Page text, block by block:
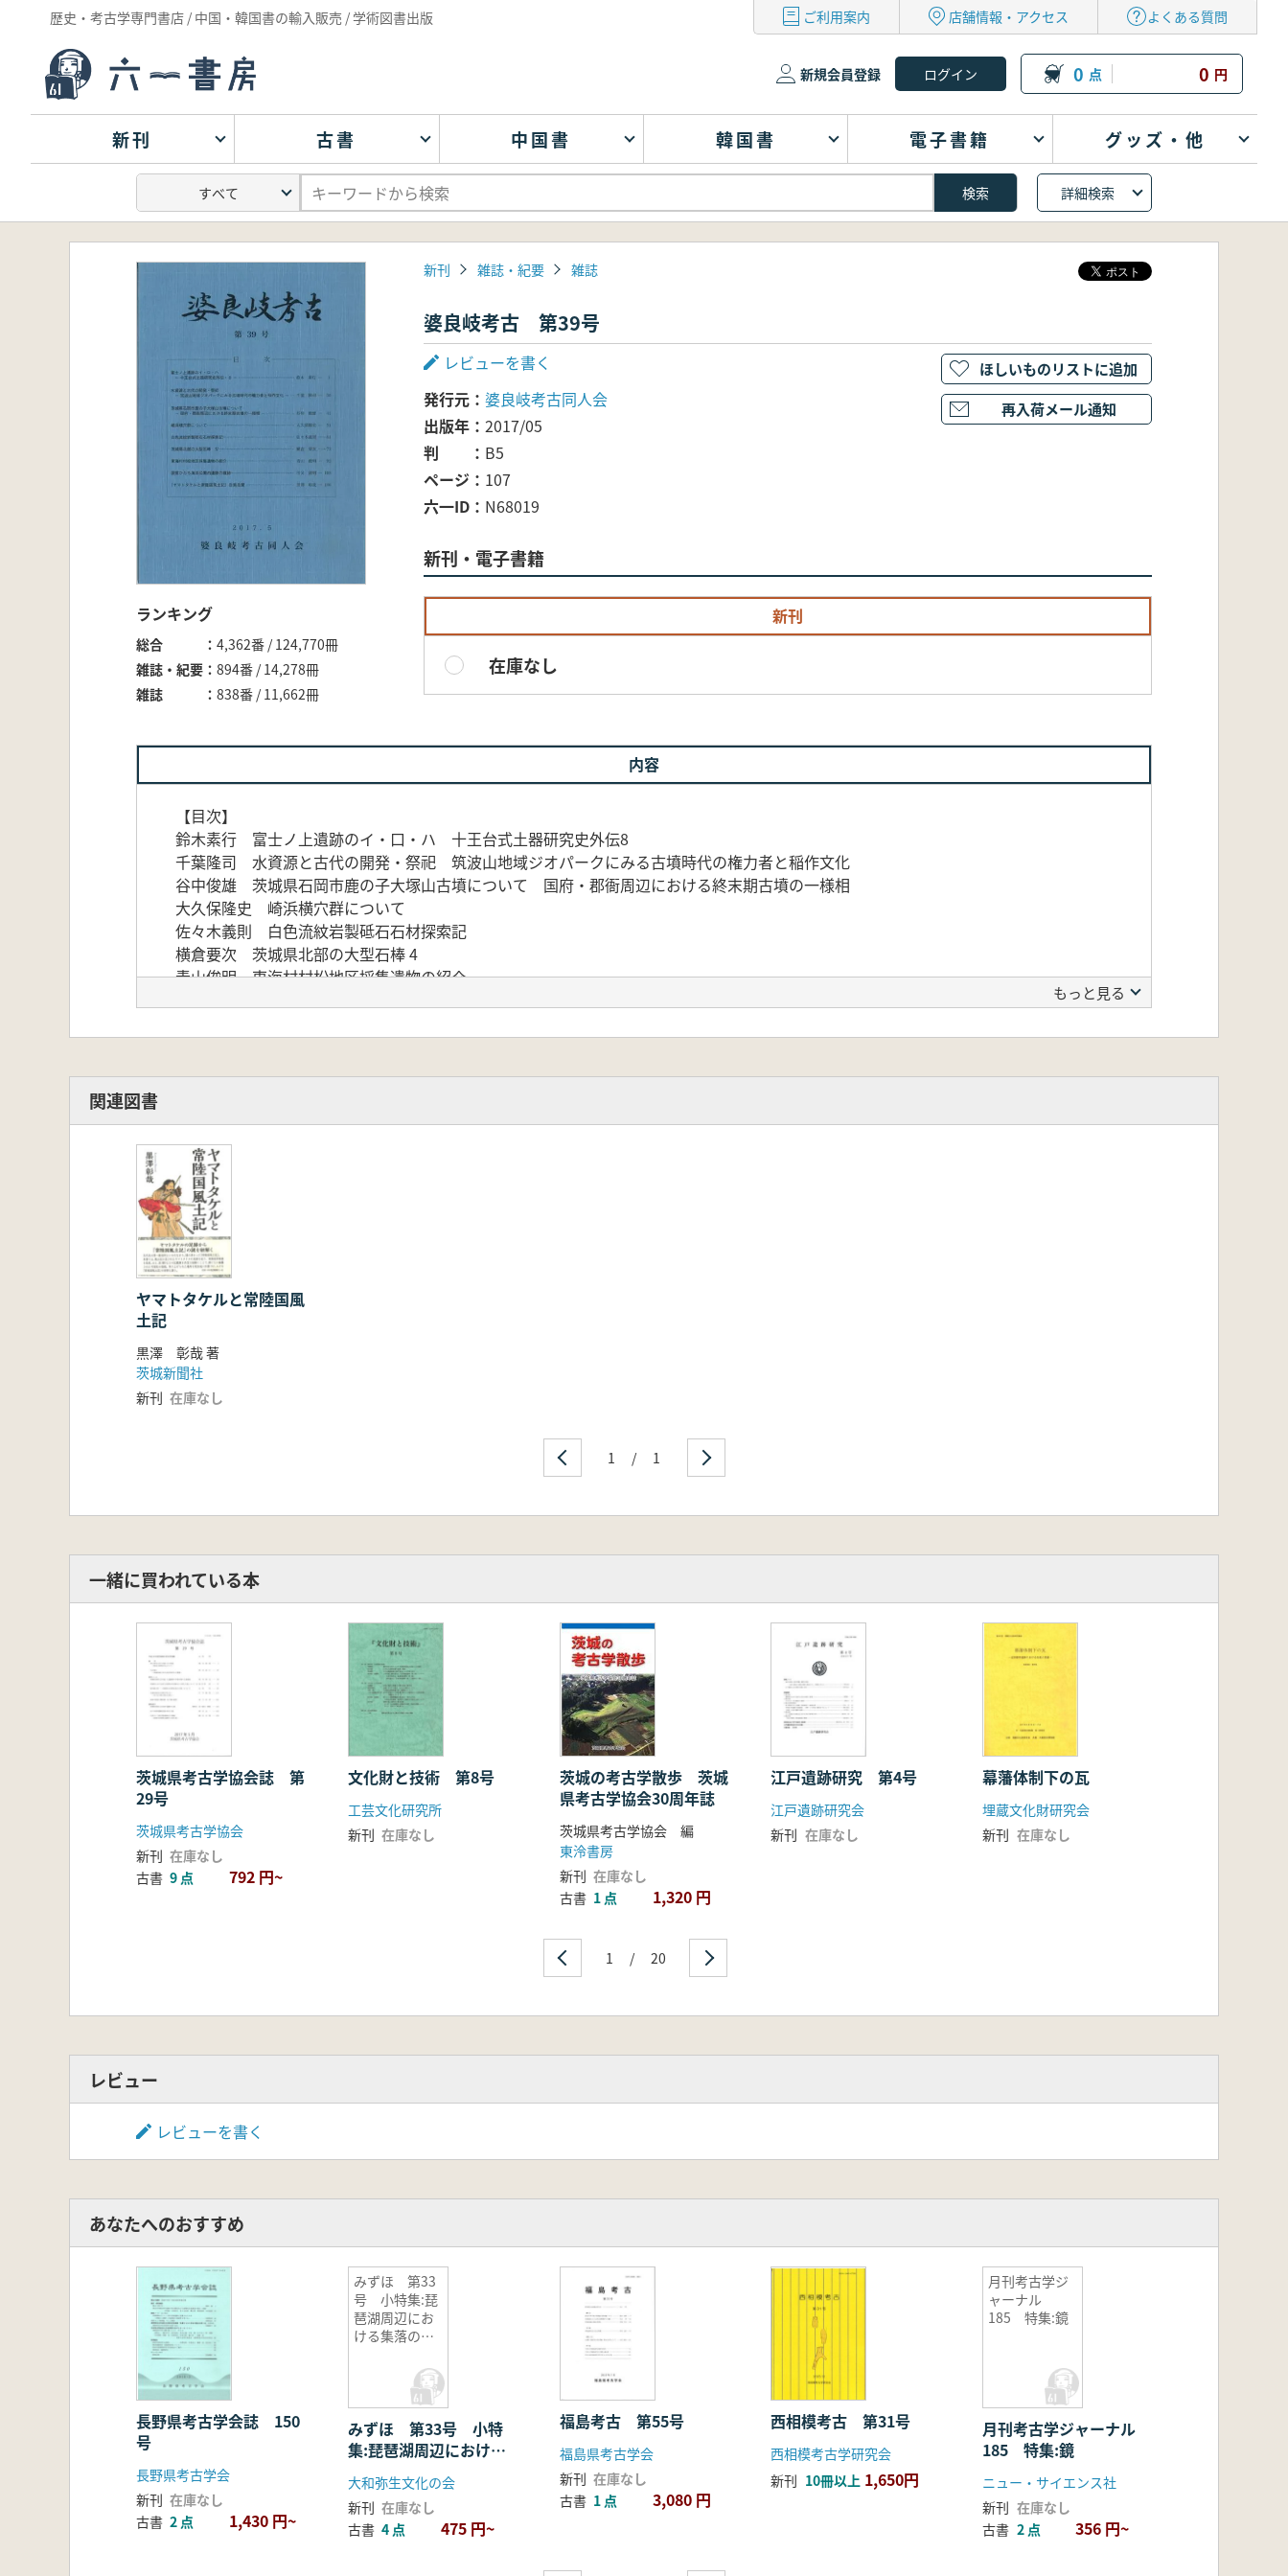
歴史・考古学専門書店 / 中国・韓国書の輸入販売 / 学術図書出版 ご利用案内 店舗情報・アクセス よくある質問
新規会員登録 0 点 0 円
新刊 古書 中国書 韓国書 電子書籍 グッズ・他
詳細検索
ランキング
総合
4,362番 / 124,770冊
雑誌・紀要
894番 / 14,278冊
雑誌
838番 / 11,662冊
新刊 雑誌・紀要 雑誌
婆良岐考古 第39号
レビューを書く
発行元
婆良岐考古同人会
出版年
2017/05
判
B5
ページ
107
六一ID
N68019
新刊・電子書籍
新刊
在庫なし
ほしいものリストに追加
再入荷メール通知
内容
【目次】
鈴木素行 富士ノ上遺跡のイ・口・ハ 十王台式土器研究史外伝8
千葉隆司 水資源と古代の開発・祭祀 筑波山地域ジオパークにみる古墳時代の権力者と稲作文化
谷中俊雄 茨城県石岡市鹿の子大塚山古墳について 国府・郡衙周辺における終末期古墳の一様相
大久保隆史 崎浜横穴群について
佐々木義則 白色流紋岩製砥石石材探索記
横倉要次 茨城県北部の大型石棒 4
青山俊明 東海村村松地区採集遺物の紹介
もっと見る
関連図書
ヤマトタケルと常陸国風
土記
黒澤 彰哉 著
茨城新聞社
新刊 在庫なし
1 / 1
一緒に買われている本
茨城県考古学協会誌 第
29号
茨城県考古学協会
新刊 在庫なし
古書 9 点 792 円~
文化財と技術 第8号
工芸文化研究所
新刊 在庫なし
茨城の考古学散歩 茨城
県考古学協会30周年誌
茨城県考古学協会 編
東泠書房
新刊 在庫なし
古書 1 点 1,320 円
江戸遺跡研究 第4号
江戸遺跡研究会
新刊 在庫なし
幕藩体制下の瓦
埋蔵文化財研究会
新刊 在庫なし
1 / 20
レビュー
レビューを書く
あなたへのおすすめ
長野県考古学会誌 150
号
長野県考古学会
新刊 在庫なし
古書 2 点 1,430 円~
みずほ 第33
号 小特集:琵
琶湖周辺にお
ける集落の様
みずほ 第33号 小特
集:琵琶湖周辺における
集落の様相
大和弥生文化の会
新刊 在庫なし
古書 4 点 475 円~
福島考古 第55号
福島県考古学会
新刊 在庫なし
古書 1 点 3,080 円
西相模考古 第31号
西相模考古学研究会
新刊 10冊以上 1,650円
月刊考古学ジ
ャーナル
185 特集:鏡
月刊考古学ジャーナル
185 特集:鏡
ニュー・サイエンス社
新刊 在庫なし
古書 2 点 356 円~